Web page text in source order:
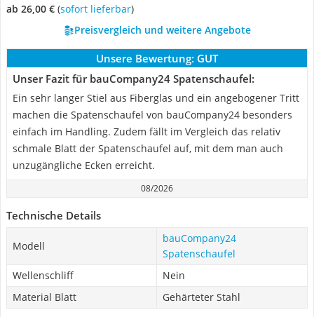
ab 26,00 € ( Sofort lieferbar)
Preisvergleich und weitere Angebote
Unsere Bewertung: GUT
Unser Fazit für bauCompany24 Spatenschaufel:
Ein sehr langer Stiel aus Fiberglas und ein angebogener Tritt
machen die Spatenschaufel von bauCompany24 besonders
einfach im Handling. Zudem fällt im Vergleich das relativ
schmale Blatt der Spatenschaufel auf, mit dem man auch
unzugängliche Ecken erreicht.
08/2026
Technische Details
Modell
bauCompany24
Spatenschaufel
Wellenschliff
Nein
Material Blatt
Gehärteter Stahl